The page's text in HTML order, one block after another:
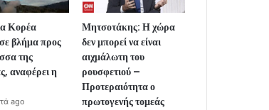
Κορέα
βλήμα προς
της
αναφέρει η
ago
Μητσοτάκης: Η χώρα
δεν μπορεί να είναι
αιχμάλωτη του
ρουσφετιού –
Προτεραιότητα ο
πρωτογενής τομεάς